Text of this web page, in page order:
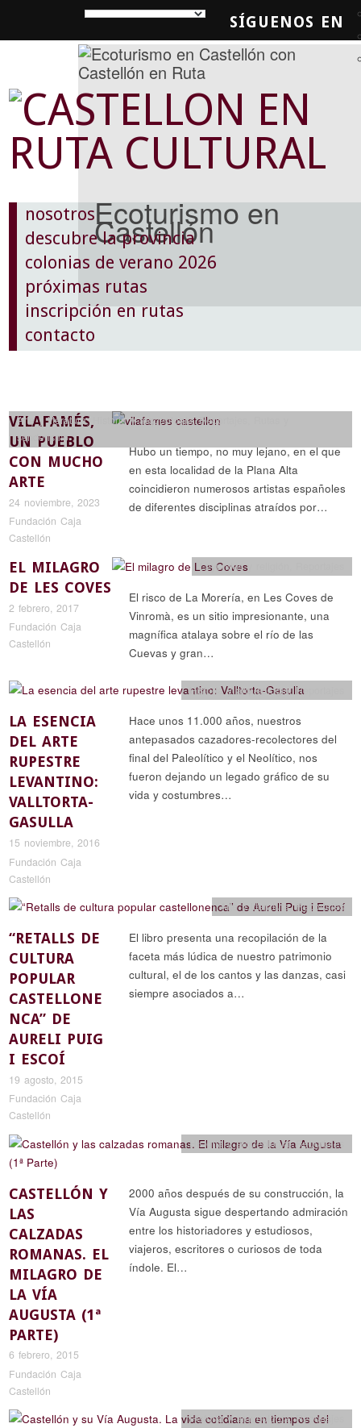
SÍGUENOS EN
Ecoturismo en
Castellón
nosotros
descubre la provincia
colonias de verano 2026
próximas rutas
inscripción en rutas
contacto
VILAFAMÉS,
UN PUEBLO
CON MUCHO
ARTE
24 noviembre, 2023
Fundación Caja
Castellón
Arte y literatura, Historia y arqueología,Reportajes
senderismo
Hubo un tiempo, no muy lejano, en el que
en esta localidad de la Plana Alta
coincidieron numerosos artistas españoles
de diferentes disciplinas atraídos por…
EL MILAGRO
DE LES COVES
2 febrero, 2017
Fundación Caja
Castellón
Leyendas y religión
El risco de La Morería, en Les Coves de
Vinromà, es un sitio impresionante, una
magnífica atalaya sobre el río de las
Cuevas y gran…
LA ESENCIA
DEL ARTE
RUPESTRE
LEVANTINO:
VALLTORTA-
GASULLA
15 noviembre, 2016
Fundación Caja
Castellón
Historia y arqueología,Reportajes
Hace unos 11.000 años, nuestros
antepasados cazadores-recolectores del
final del Paleolítico y el Neolítico, nos
fueron dejando un legado gráfico de su
vida y costumbres…
“RETALLS DE
CULTURA
POPULAR
CASTELLONE
NCA” DE
AURELI PUIG
I ESCOÍ
19 agosto, 2015
Fundación Caja
Castellón
Arte y literatura,Reportajes
El libro presenta una recopilación de la
faceta más lúdica de nuestro patrimonio
cultural, el de los cantos y las danzas, casi
siempre asociados a…
CASTELLÓN Y
LAS
CALZADAS
ROMANAS. EL
MILAGRO DE
LA VÍA
AUGUSTA (1ª
PARTE)
6 febrero, 2015
Fundación Caja
Castellón
Historia y arqueología,Reportajes
2000 años después de su construcción, la
Vía Augusta sigue despertando admiración
entre los historiadores y estudiosos,
viajeros, escritores o curiosos de toda
índole. El…
Historia y arqueología,Reportajes